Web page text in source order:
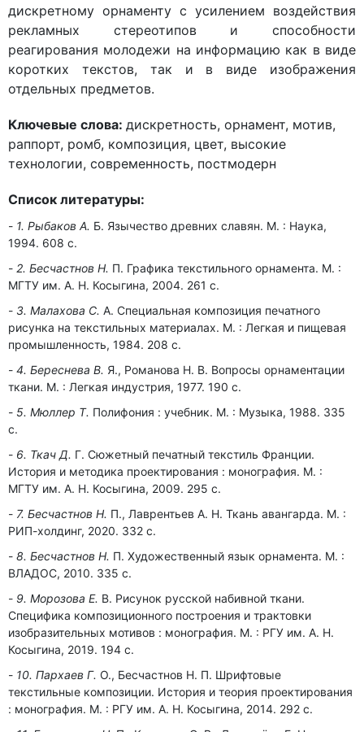
дискретному орнаменту с усилением воздействия
рекламных стереотипов и способности
реагирования молодежи на информацию как в виде
коротких текстов, так и в виде изображения
отдельных предметов.
Ключевые слова: дискретность, орнамент, мотив,
раппорт, ромб, композиция, цвет, высокие
технологии, современность, постмодерн
Список литературы:
1. Рыбаков А. Б. Язычество древних славян. М. : Наука,
1994. 608 с.
2. Бесчастнов Н. П. Графика текстильного орнамента. М. :
МГТУ им. А. Н. Косыгина, 2004. 261 с.
3. Малахова С. А. Специальная композиция печатного
рисунка на текстильных материалах. М. : Легкая и пищевая
промышленность, 1984. 208 с.
4. Береснева В. Я., Романова Н. В. Вопросы орнаментации
ткани. М. : Легкая индустрия, 1977. 190 с.
5. Мюллер Т. Полифония : учебник. М. : Музыка, 1988. 335
с.
6. Ткач Д. Г. Сюжетный печатный текстиль Франции.
История и методика проектирования : монография. М. :
МГТУ им. А. Н. Косыгина, 2009. 295 с.
7. Бесчастнов Н. П., Лаврентьев А. Н. Ткань авангарда. М. :
РИП-холдинг, 2020. 332 с.
8. Бесчастнов Н. П. Художественный язык орнамента. М. :
ВЛАДОС, 2010. 335 с.
9. Морозова Е. В. Рисунок русской набивной ткани.
Специфика композиционного построения и трактовки
изобразительных мотивов : монография. М. : РГУ им. А. Н.
Косыгина, 2019. 194 с.
10. Пархаев Г. О., Бесчастнов Н. П. Шрифтовые
текстильные композиции. История и теория проектирования
: монография. М. : РГУ им. А. Н. Косыгина, 2014. 292 с.